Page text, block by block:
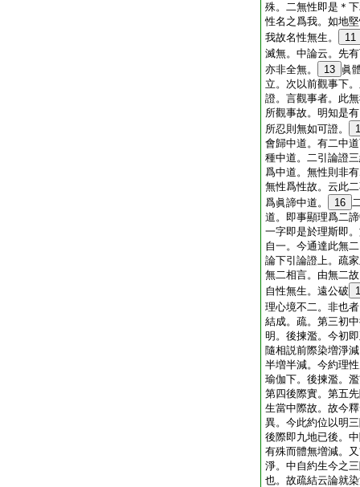
殊。二無性即是＊
性名之爲我。如地
我故名性無生。
11
滅無。中論云。先
亦非全無。
13 眞
立。次以前觀事下
證。言觀事者。此
所觀事故。明知是
所忍則無如可證。
會歸中道。有二中
種中道。二引論證
爲中道。無性則非
無性爲性故。云此
爲眞諦中道。
16
道。即事顯理爲二
一字即是於理斯即
自一。今通達此無
論下引論證上。疏
無二相言。由無二
自性無生。遠公破
理心境不二。非也
結成。疏。第三初
明。後揀濫。今初
隨相説前際染増淨
半増半減。今約理
瑜伽下。後揀濫。
第四後際實。第五
生當中際故。故今
異。今此約位以明
後際即九地已後。
有殊而體無増減。
淨。中自約生今之
也。故疏結云論就